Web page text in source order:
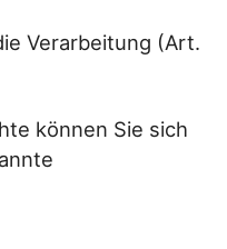
Verarbeitung (Art.
können Sie sich